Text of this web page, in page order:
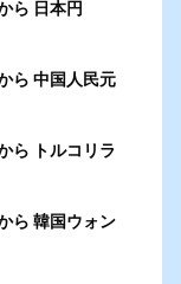
ら 日本円
ら 中国人民元
ら トルコリラ
ら 韓国ウォン